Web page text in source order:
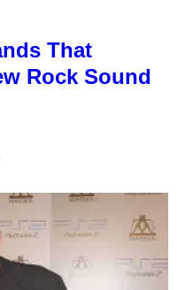
That
Rock Sound